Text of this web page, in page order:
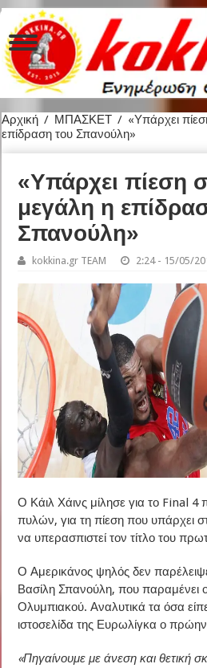
Αρχική / ΜΠΑΣΚΕΤ / «Υπάρχει
επίδραση του Σπανούλη»
«Υπάρχει πίεση
μεγάλη η
Σπανούλη»
kokkina.gr TEAM 2:24 - 15/05/
Ο Κάιλ Χάινς μίλησε για το Final 4
πυλών, για τη πίεση που υπάρχει
να υπερασπιστεί τον τίτλο του
Ο Αμερικάνος ψηλός δεν
Βασίλη Σπανούλη, που παραμένει
Ολυμπιακού. Αναλυτικά τα όσα
ιστοσελίδα της Ευρωλίγκα ο
«Πηγαίνουμε με άνεση και θετική